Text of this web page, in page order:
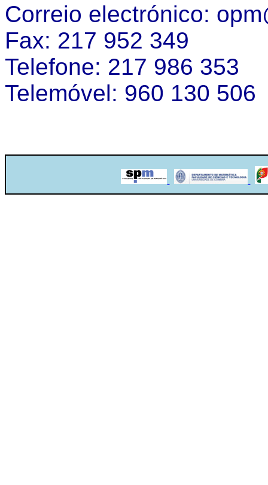
Correio electrónico:
Fax: 217 952 349
Telefone: 217 986 353
Telemóvel: 960 130 506